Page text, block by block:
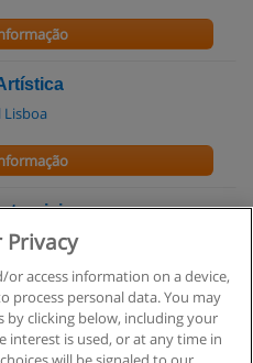
ISEG - Instituto Superior de
Privacy
access information on a device,
process personal data. You may
by clicking below, including your
interest is used, or at any time in